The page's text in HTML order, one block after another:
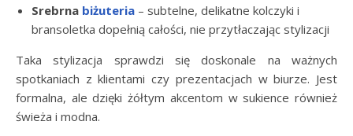
Srebrna biżuteria – subtelne, delikatne kolczyki i
bransoletka dopełnią całości, nie przytłaczając stylizacji
Taka stylizacja sprawdzi się doskonale na ważnych
spotkaniach z klientami czy prezentacjach w biurze. Jest
formalna, ale dzięki żółtym akcentom w sukience również
świeża i modna.